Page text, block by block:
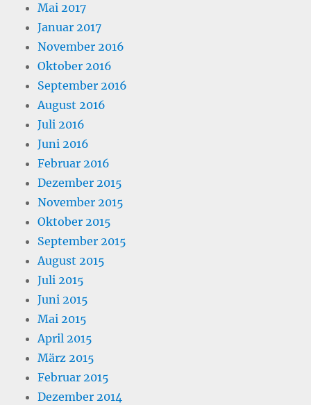
Mai 2017
Januar 2017
November 2016
Oktober 2016
September 2016
August 2016
Juli 2016
Juni 2016
Februar 2016
Dezember 2015
November 2015
Oktober 2015
September 2015
August 2015
Juli 2015
Juni 2015
Mai 2015
April 2015
März 2015
Februar 2015
Dezember 2014